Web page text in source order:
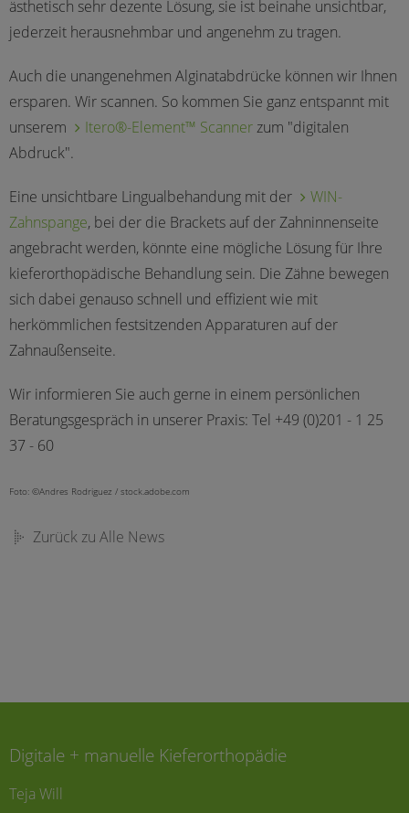
ästhetisch sehr dezente Lösung, sie ist beinahe unsichtbar,
jederzeit herausnehmbar und angenehm zu tragen.
Auch die unangenehmen Alginatabdrücke können wir Ihnen
ersparen. Wir scannen. So kommen Sie ganz entspannt mit
unserem
Itero®-Element™ Scannerzum "digitalen
Abdruck".
Eine unsichtbare Lingualbehandung mit der
WIN-
Zahnspange, bei der die Brackets auf der Zahninnenseite
angebracht werden, könnte eine mögliche Lösung für Ihre
kieferorthopädische Behandlung sein. Die Zähne bewegen
sich dabei genauso schnell und effizient wie mit
herkömmlichen festsitzenden Apparaturen auf der
Zahnaußenseite.
Wir informieren Sie auch gerne in einem persönlichen
Beratungsgespräch in unserer Praxis: Tel +49 (0)201 - 1 25
37 - 60
Foto: ©Andres Rodriguez / stock.adobe.com
Zurück zu Alle News
Digitale + manuelle Kieferorthopädie
Teja Will